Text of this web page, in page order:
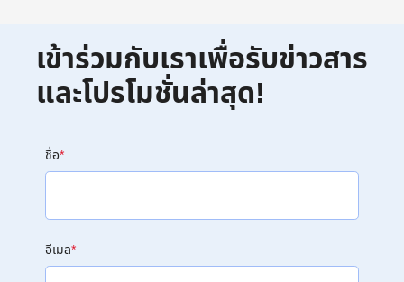
เข้าร่วมกับเราเพื่อรับข่าวสาร
และโปรโมชั่นล่าสุด!
ชื่อ*
อีเมล*